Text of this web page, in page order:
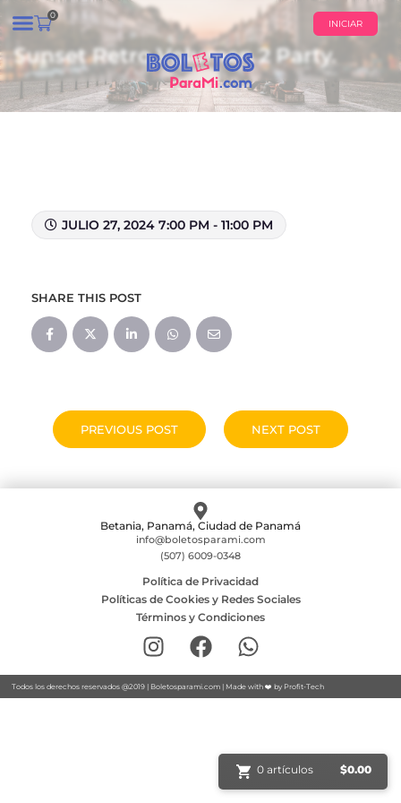
0
INICIAR
Sunset Retro Volumen 2 Party.
JULIO 27, 2024 7:00 PM - 11:00 PM
SHARE THIS POST
PREVIOUS POST NEXT POST
Betania, Panamá, Ciudad de Panamá
info@boletosparami.com
(507) 6009-0348
Política de Privacidad
Políticas de Cookies y Redes Sociales
Términos y Condiciones
Todos los derechos reservados @2019 | Boletosparami.com | Made with ❤️ by Profit-Tech
0 artículos $0.00